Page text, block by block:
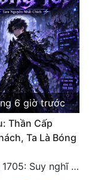
6 giờ trước
Thần Cấp
Ta Là Bóng
Chương 1705: Suy nghĩ sinh tồn của Vô Danh Tuyết!